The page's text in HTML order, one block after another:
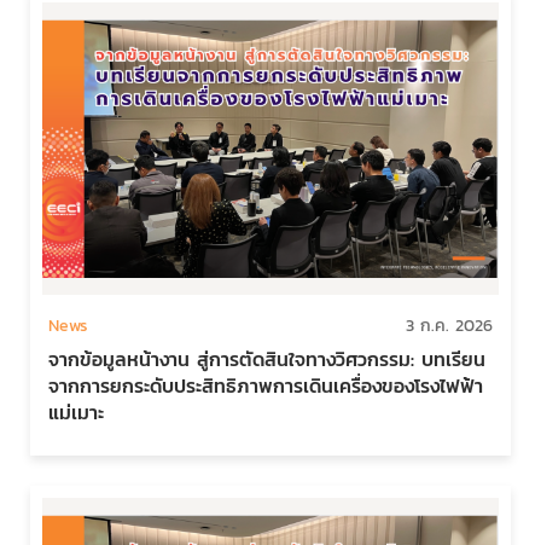
News 3 ก.ค. 2026
จากข้อมูลหน้างาน สู่การตัดสินใจทางวิศวกรรม: บทเรียน
จากการยกระดับประสิทธิภาพการเดินเครื่องของโรงไฟฟ้า
แม่เมาะ